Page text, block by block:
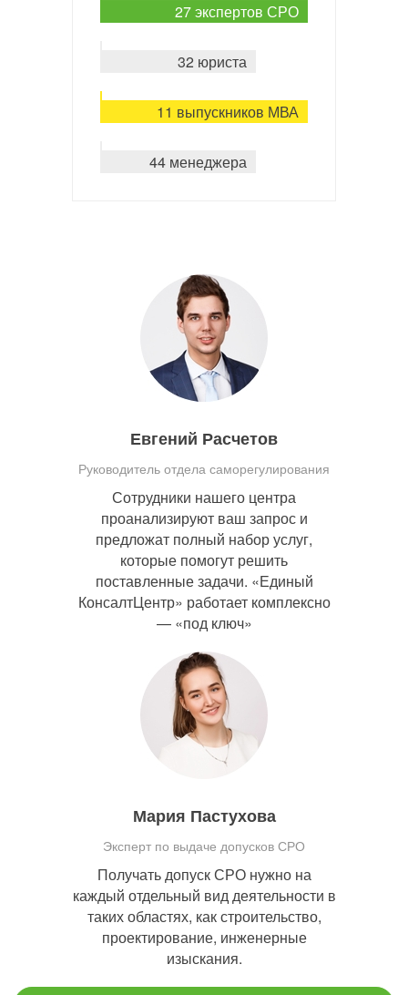
27 экспертов СРО
32 юриста
11 выпускников МВА
44 менеджера
Евгений Расчетов
Руководитель отдела саморегулирования
Сотрудники нашего центра
проанализируют ваш запрос и
предложат полный набор услуг,
которые помогут решить
поставленные задачи. «Единый
КонсалтЦентр» работает комплексно
— «под ключ»
Мария Пастухова
Эксперт по выдаче допусков СРО
Получать допуск СРО нужно на
каждый отдельный вид деятельности в
таких областях, как строительство,
проектирование, инженерные
изыскания.